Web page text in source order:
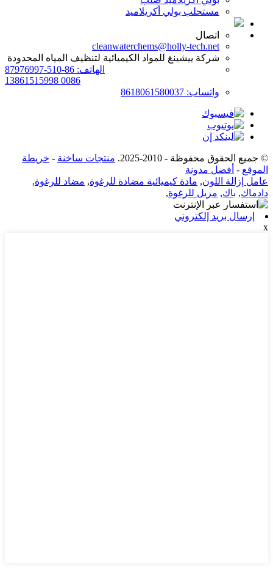
مستحلب بولي أكريلاميد
اتصال
cleanwaterchems@holly-tech.net
شركة ييشينغ للمواد الكيميائية لتنظيف المياه المحدودة
الهاتف: 86-510-87976997
0086 13861515998
واتساب: 8618061580037
© جميع الحقوق محفوظة - 2010-2025. منتجات ساخنة - خريطة
الموقع - أفضل مدونة
عامل إزالة اللون, مادة كيميائية مضادة للرغوة, مضاد للرغوة,
دادماك, باك, مزيل للرغوة,
إرسال بريد إلكتروني
x